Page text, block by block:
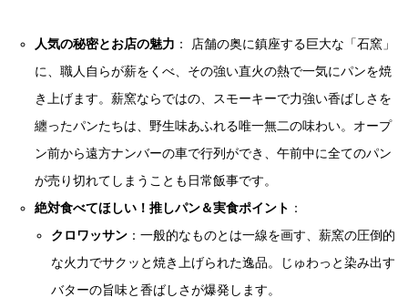
人気の秘密とお店の魅力 ： 店舗の奥に鎮座する巨大な「石窯」
に、職人自らが薪をくべ、その強い直火の熱で一気にパンを焼
き上げます。薪窯ならではの、スモーキーで力強い香ばしさを
纏ったパンたちは、野生味あふれる唯一無二の味わい。オープ
ン前から遠方ナンバーの車で行列ができ、午前中に全てのパン
が売り切れてしまうことも日常飯事です。
絶対食べてほしい！推しパン＆実食ポイント ：
クロワッサン ：一般的なものとは一線を画す、薪窯の圧倒的
な火力でサクッと焼き上げられた逸品。じゅわっと染み出す
バターの旨味と香ばしさが爆発します。